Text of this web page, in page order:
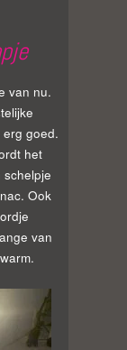
van nu.
goed.
het
Ook
van